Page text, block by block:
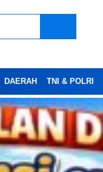
DAERAH TNI & POLRI